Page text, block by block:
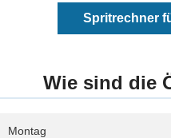
Spritrechner
Wie sind die
Montag